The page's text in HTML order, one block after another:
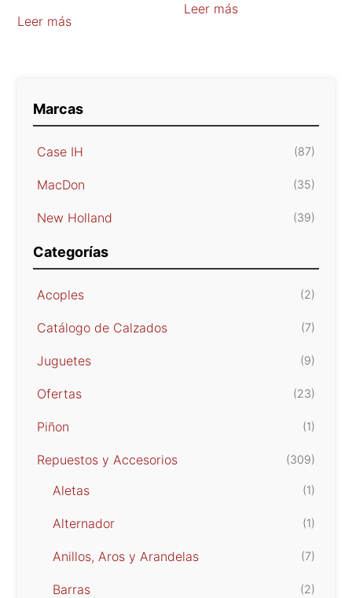
Leer más
Leer más
Marcas
Case IH (87)
MacDon (35)
New Holland (39)
Categorías
Acoples (2)
Catálogo de Calzados (7)
Juguetes (9)
Ofertas (23)
Piñon (1)
Repuestos y Accesorios (309)
Aletas (1)
Alternador (1)
Anillos, Aros y Arandelas (7)
Barras (2)